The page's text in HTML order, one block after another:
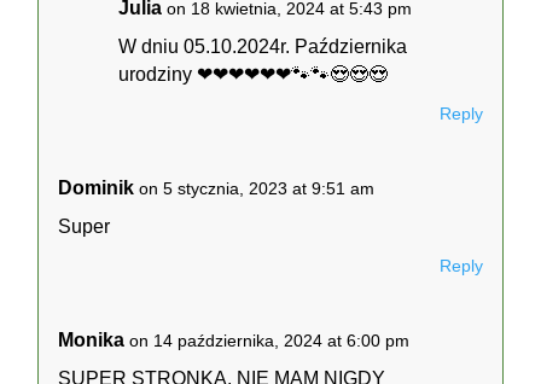
Julia on 18 kwietnia, 2024 at 5:43 pm
W dniu 05.10.2024r. Października
urodziny ❤❤❤❤❤❤🐾🐾😍😍😍
Reply
Dominik on 5 stycznia, 2023 at 9:51 am
Super
Reply
Monika on 14 października, 2024 at 6:00 pm
SUPER STRONKA, NIE MAM NIGDY